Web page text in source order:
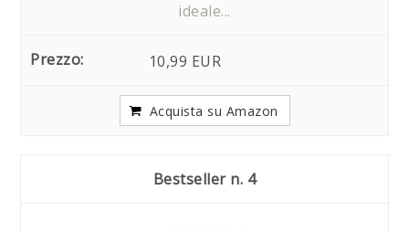
ideale...
10,99 EUR
Acquista su Amazon
4